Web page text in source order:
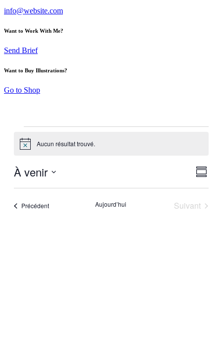
info@website.com
Want to Work With Me?
Send Brief
Want to Buy Illustrations?
Go to Shop
Notice Aucun résultat trouvé.
de
vues
Résumé
À venir
datePrécédentÉvènements Aujourd’hui
Suivant